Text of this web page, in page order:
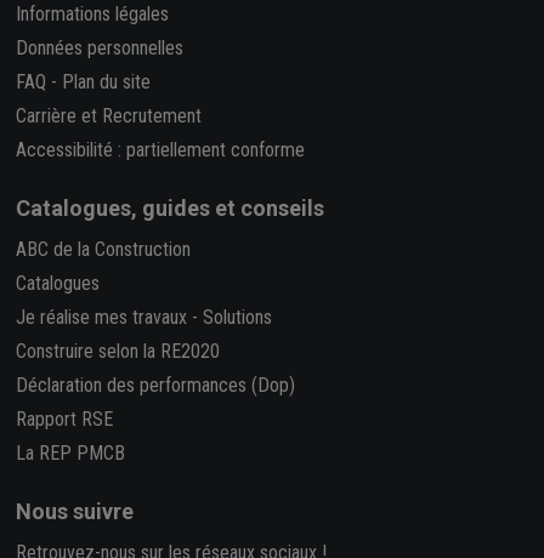
Informations légales
Données personnelles
FAQ - Plan du site
Carrière et Recrutement
Accessibilité : partiellement conforme
Catalogues, guides et conseils
ABC de la Construction
Catalogues
Je réalise mes travaux - Solutions
Construire selon la RE2020
Déclaration des performances (Dop)
Rapport RSE
La REP PMCB
Nous suivre
Retrouvez-nous sur les réseaux sociaux !